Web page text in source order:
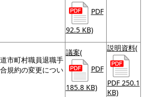
PDF
92.5 KB)
市町村職員退職手
規約の変更につい
議案(
PDF
185.8 KB)
説明資料(
PDF 250.1
KB)